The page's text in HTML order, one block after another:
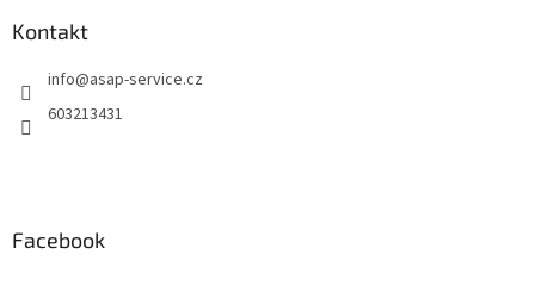
Kontakt
info@asap-service.cz
603213431
Facebook